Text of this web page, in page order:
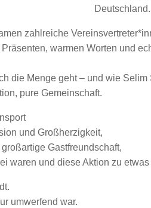
Deutschland.
zahlreiche
warmen Worten und
die Menge geht – und wie
pure Gemeinschaft.
und Großherzigkeit,
Gastfreundschaft,
waren und diese Aktion zu
umwerfend war.